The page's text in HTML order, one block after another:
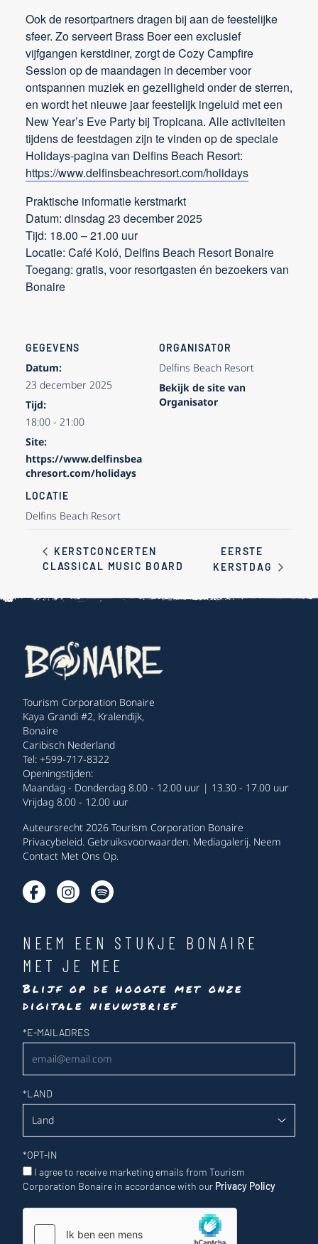
Ook de resortpartners dragen bij aan de feestelijke
sfeer. Zo serveert Brass Boer een exclusief
vijfgangen kerstdiner, zorgt de Cozy Campfire
Session op de maandagen in december voor
ontspannen muziek en gezelligheid onder de sterren,
en wordt het nieuwe jaar feestelijk ingeluid met een
New Year’s Eve Party bij Tropicana. Alle activiteiten
tijdens de feestdagen zijn te vinden op de speciale
Holidays-pagina van Delfins Beach Resort:
https://www.delfinsbeachresort.com/holidays
Praktische informatie kerstmarkt
Datum: dinsdag 23 december 2025
Tijd: 18.00 – 21.00 uur
Locatie: Café Koló, Delfins Beach Resort Bonaire
Toegang: gratis, voor resortgasten én bezoekers van
Bonaire
GEGEVENS
Datum:
23 december 2025
Tijd:
18:00 - 21:00
Site:
https://www.delfinsbea
chresort.com/holidays
LOCATIE
Delfins Beach Resort
ORGANISATOR
Delfins Beach Resort
Bekijk de site van
Organisator
KERSTCONCERTEN
CLASSICAL MUSIC BOARD
EERSTE
KERSTDAG
Tourism Corporation Bonaire
Kaya Grandi #2, Kralendijk,
Bonaire
Caribisch Nederland
Tel: +599-717-8322
Openingstijden:
Maandag - Donderdag 8.00 - 12.00 uur | 13.30 - 17.00 uur
Vrijdag 8.00 - 12.00 uur
Auteursrecht 2026 Tourism Corporation Bonaire
Privacybeleid. Gebruiksvoorwaarden. Mediagalerij. Neem
Contact Met Ons Op.
NEEM EEN STUKJE BONAIRE
MET JE MEE
Blijf op de hoogte met onze
digitale nieuwsbrief
Nieuwsbrief
*E-MAILADRES
*LAND
*OPT-IN
I agree to receive marketing emails from Tourism
Corporation Bonaire in accordance with our Privacy Policy